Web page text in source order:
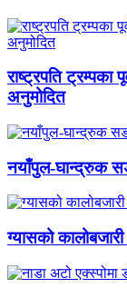
राष्ट्रपति ट्रम्पका
अनुमोदित
नयाँपुल-घान्द्रुक
ग्यासको